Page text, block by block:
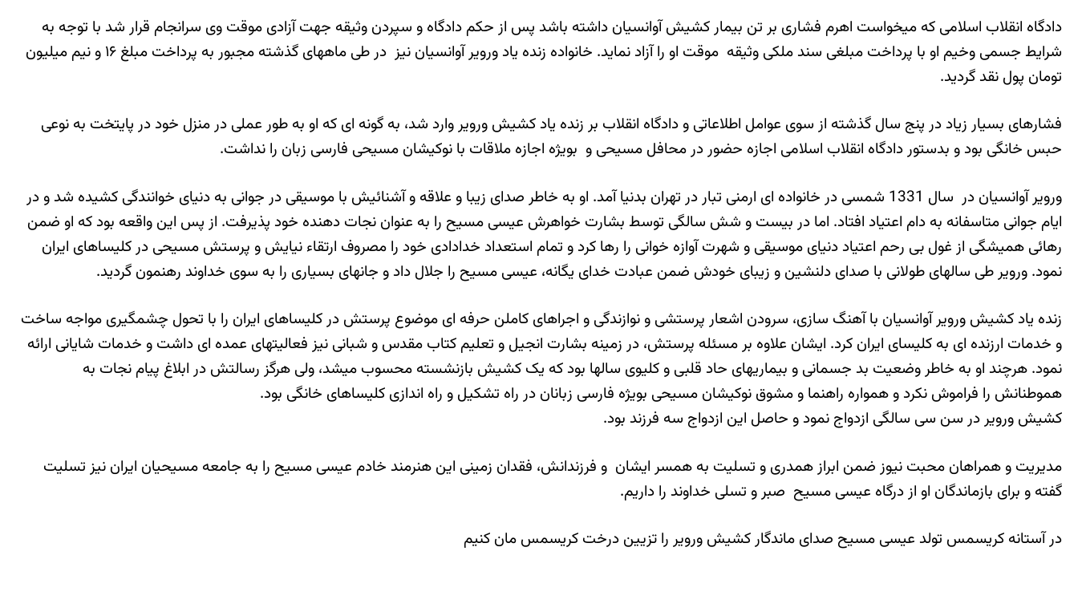
دادگاه انقلاب اسلامی که میخواست اهرم فشاری بر تن بیمار کشیش آوانسیان داشته باشد پس از حکم دادگاه و سپردن وثیقه جهت آزادی موقت وی سرانجام قرار شد با توجه به
شرایط جسمی وخیم او با پرداخت مبلغی سند ملکی وثیقه موقت او را آزاد نماید. خانواده زنده یاد ورویر آوانسیان نیز در طی ماههای گذشته مجبور به پرداخت مبلغ ۱۶ و نیم میلیون
تومان پول نقد گردید.
فشارهای بسیار زیاد در پنج سال گذشته از سوی عوامل اطلاعاتی و دادگاه انقلاب بر زنده یاد کشیش ورویر وارد شد، به گونه ای که او به طور عملی در منزل خود در پایتخت به نوعی
حبس خانگی بود و بدستور دادگاه انقلاب اسلامی اجازه حضور در محافل مسیحی و بویژه اجازه ملاقات با نوکیشان مسیحی فارسی زبان را نداشت.
ورویر آوانسیان در سال 1331 شمسی در خانواده ای ارمنی تبار در تهران بدنیا آمد. او به خاطر صدای زیبا و علاقه و آشنائیش با موسیقی در جوانی به دنیای خوانندگی کشیده شد و در
ایام جوانی متاسفانه به دام اعتیاد افتاد. اما در بیست و شش سالگی توسط بشارت خواهرش عیسی مسیح را به عنوان نجات دهنده خود پذیرفت. از پس این واقعه بود که او ضمن
رهائی همیشگی از غول بی رحم اعتیاد دنیای موسیقی و شهرت آوازه خوانی را رها کرد و تمام استعداد خدادادی خود را مصروف ارتقاء نیایش و پرستش مسیحی در کلیساهای ایران
نمود. ورویر طی سالهای طولانی با صدای دلنشین و زیبای خودش ضمن عبادت خدای یگانه، عیسی مسیح را جلال داد و جانهای بسیاری را به سوی خداوند رهنمون گردید.
زنده یاد کشیش ورویر آوانسیان با آهنگ سازی، سرودن اشعار پرستشی و نوازندگی و اجراهای کاملن حرفه ای موضوع پرستش در کلیساهای ایران را با تحول چشمگیری مواجه ساخت
و خدمات ارزنده ای به کلیسای ایران کرد. ایشان علاوه بر مسئله پرستش، در زمینه بشارت انجیل و تعلیم کتاب مقدس و شبانی نیز فعالیتهای عمده ای داشت و خدمات شایانی ارائه
نمود. هرچند او به خاطر وضعیت بد جسمانی و بیماریهای حاد قلبی و کلیوی سالها بود که یک کشیش بازنشسته محسوب میشد، ولی هرگز رسالتش در ابلاغ پیام نجات به
هموطنانش را فراموش نکرد و همواره راهنما و مشوق نوکیشان مسیحی بویژه فارسی زبانان در راه تشکیل و راه اندازی کلیساهای خانگی بود.
کشیش ورویر در سن سی سالگی ازدواج نمود و حاصل این ازدواج سه فرزند بود.
مدیریت و همراهان محبت نیوز ضمن ابراز همدری و تسلیت به همسر ایشان و فرزندانش، فقدان زمینی این هنرمند خادم عیسی مسیح را به جامعه مسیحیان ایران نیز تسلیت
گفته و برای بازماندگان او از درگاه عیسی مسیح صبر و تسلی خداوند را داریم.
در آستانه کریسمس تولد عیسی مسیح صدای ماندگار کشیش ورویر را تزیین درخت کریسمس مان کنیم